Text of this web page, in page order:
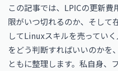
この記事では、LPICの更新
限がいつ切れるのか、そして
してLinuxスキルを売ってい
をどう判断すればいいのかを
ともに整理します。私自身、